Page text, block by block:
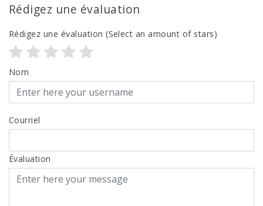
Rédigez une évaluation
Rédigez une évaluation (Select an amount of stars)
Nom
Courriel
Évaluation